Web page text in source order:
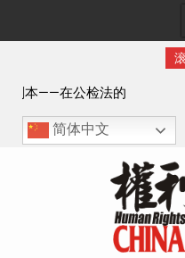
锡安教案王聪女
简体中文